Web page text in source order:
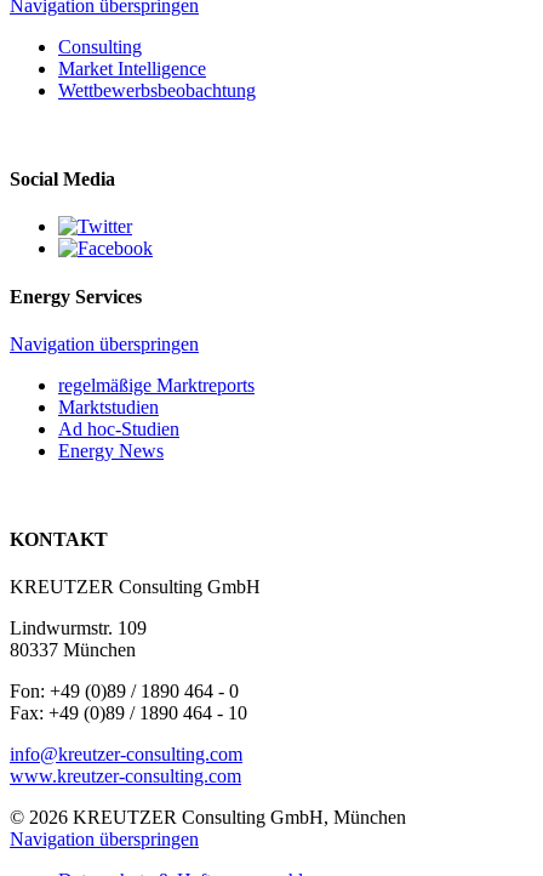
Navigation überspringen
Consulting
Market Intelligence
Wettbewerbs­beobachtung
Social Media
Energy Services
Navigation überspringen
regelmäßige Marktreports
Marktstudien
Ad hoc-Studien
Energy News
KONTAKT
KREUTZER Consulting GmbH
Lindwurmstr. 109
80337 München
Fon: +49 (0)89 / 1890 464 - 0
Fax: +49 (0)89 / 1890 464 - 10
info@kreutzer-consulting.com
www.kreutzer-consulting.com
© 2026 KREUTZER Consulting GmbH, München
Navigation überspringen